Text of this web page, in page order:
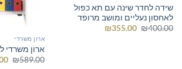
שידה לחדר שינה עם תא כפול
לאחסון נעליים ומושב מרופד
₪400.00
המחיר ₪355.00
המחיר
ארון משרדי
ארון משרדי
₪589.00